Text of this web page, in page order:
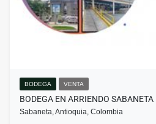
BODEGA VENTA
BODEGA EN ARRIENDO SABANETA
Sabaneta, Antioquia, Colombia